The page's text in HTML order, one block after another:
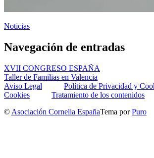
Noticias
Navegación de entradas
XVII CONGRESO ESPAÑA
Taller de Familias en Valencia
Aviso Legal
Política de Privacidad y
Cookies
Tratamiento de los contenidos
© Asociación Cornelia EspañaTema porPuro